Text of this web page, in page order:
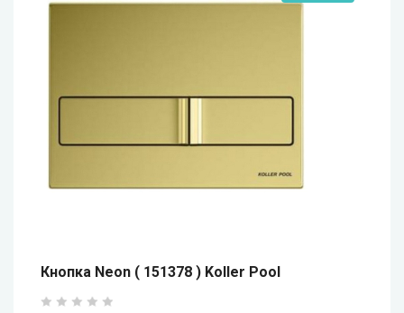
Кнопка Neon ( 151378 ) Koller Pool